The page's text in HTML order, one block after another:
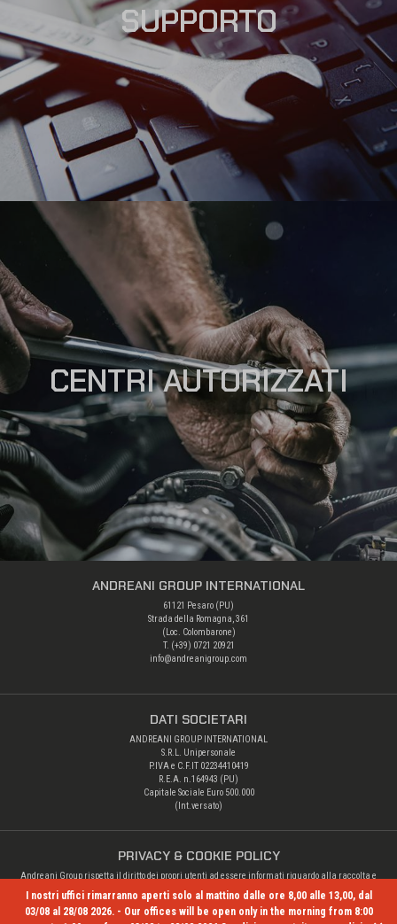
I nostri uffici rimarranno aperti solo al mattino dalle ore 8,00 alle 13,00, dal
03/08 al 28/08 2026. - Our offices will be open only in the morning from 8:00
SUPPORTO
CENTRI AUTORIZZATI
ANDREANI GROUP INTERNATIONAL
61121 Pesaro (PU)
Strada della Romagna, 361
(Loc. Colombarone)
T. (+39) 0721 20921
info@andreanigroup.com
DATI SOCIETARI
ANDREANI GROUP INTERNATIONAL
S.R.L. Unipersonale
P.IVA e C.F.IT 02234410419
R.E.A. n.164943 (PU)
Capitale Sociale Euro 500.000
(Int.versato)
PRIVACY & COOKIE POLICY
Andreani Group rispetta il diritto dei propri utenti ad essere informati riguardo alla raccolta e
alle altre operazioni di trattamento dei loro dati personali.
Privacy Policy